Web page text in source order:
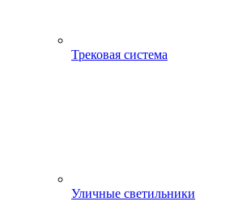
Трековая система
Уличные светильники